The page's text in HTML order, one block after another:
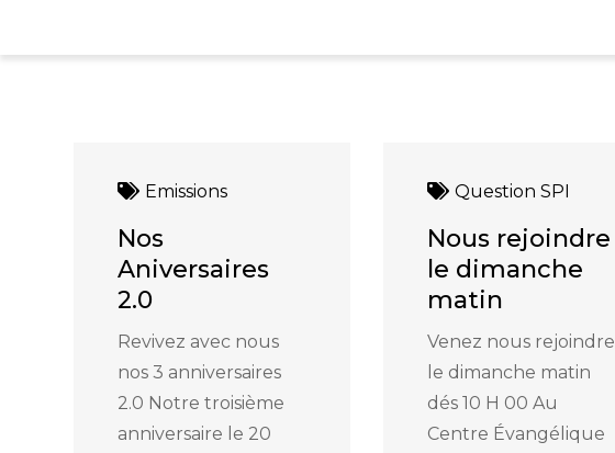
Emissions
Nos
Aniversaires
2.0
Revivez avec nous
nos 3 anniversaires
2.0 Notre troisième
anniversaire le 20
Question SPI
Nous rejoindre
le dimanche
matin
Venez nous rejoindre
le dimanche matin
dés 10 H 00 Au
Centre Évangélique